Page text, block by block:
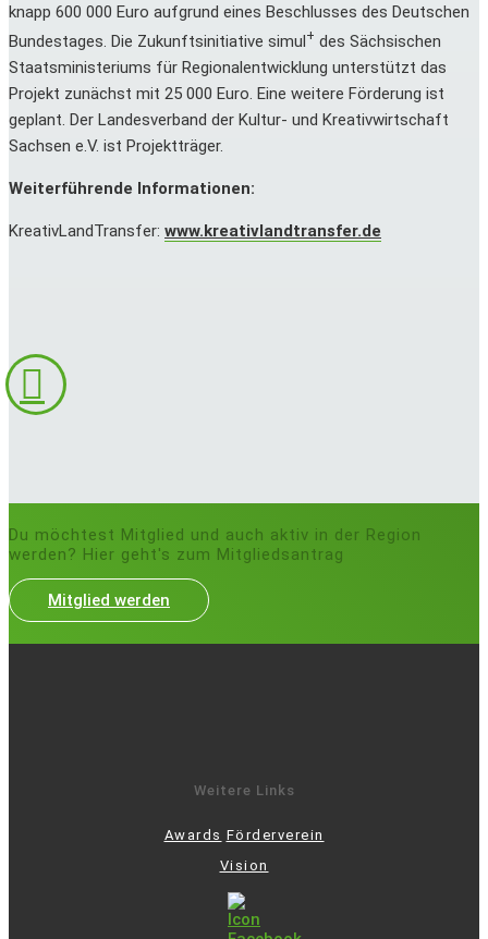
knapp 600 000 Euro aufgrund eines Beschlusses des Deutschen
Bundestages. Die Zukunftsinitiative simul+ des Sächsischen
Staatsministeriums für Regionalentwicklung unterstützt das
Projekt zunächst mit 25 000 Euro. Eine weitere Förderung ist
geplant. Der Landesverband der Kultur- und Kreativwirtschaft
Sachsen e.V. ist Projektträger.
Weiterführende Informationen:
KreativLandTransfer: www.kreativlandtransfer.de
Du möchtest Mitglied und auch aktiv in der Region
werden? Hier geht's zum Mitgliedsantrag
Mitglied werden
Weitere Links
Awards Förderverein
Vision